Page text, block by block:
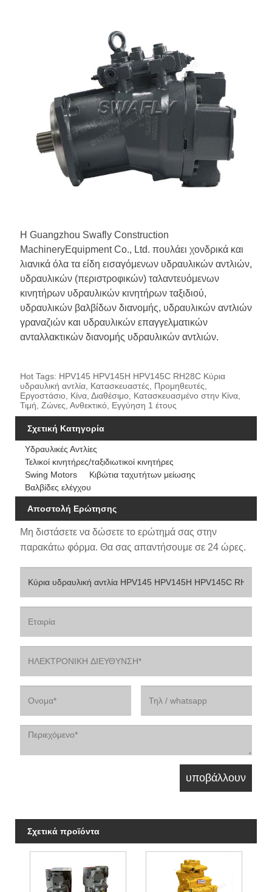
Η Guangzhou Swafly Construction
MachineryEquipment Co., Ltd. πουλάει χονδρικά και
λιανικά όλα τα είδη εισαγόμενων υδραυλικών αντλιών,
υδραυλικών (περιστροφικών) ταλαντευόμενων
κινητήρων υδραυλικών κινητήρων ταξιδιού,
υδραυλικών βαλβίδων διανομής, υδραυλικών αντλιών
γραναζιών και υδραυλικών επαγγελματικών
ανταλλακτικών διανομής υδραυλικών αντλιών.
Hot Tags: HPV145 HPV145H HPV145C RH28C Κύρια
υδραυλική αντλία, Κατασκευαστές, Προμηθευτές,
Εργοστάσιο, Κίνα, Διαθέσιμο, Κατασκευασμένο στην Κίνα,
Τιμή, Ζώνες, Ανθεκτικό, Εγγύηση 1 έτους
Σχετική Κατηγορία
Υδραυλικές Αντλίες
Τελικοί κινητήρες/ταξιδιωτικοί κινητήρες
Swing Motors
Κιβώτια ταχυτήτων μείωσης
Βαλβίδες ελέγχου
Αποστολή Ερώτησης
Μη διστάσετε να δώσετε το ερώτημά σας στην
παρακάτω φόρμα. Θα σας απαντήσουμε σε 24 ώρες.
Σχετικά προϊόντα